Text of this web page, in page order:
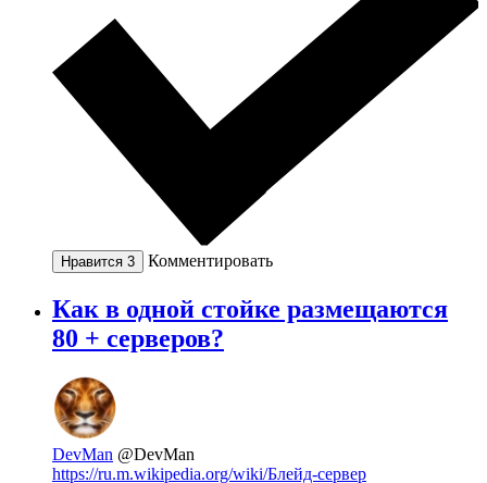
Нравится 3 Комментировать
Как в одной стойке размещаются
80 + серверов?
DevMan @DevMan
https://ru.m.wikipedia.org/wiki/Блейд-сервер